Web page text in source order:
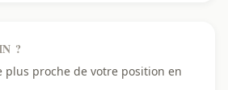
?
plus proche de votre position en